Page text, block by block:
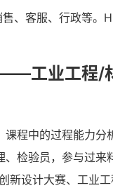
、客服、行政等。
工业工程/
程中的过程能力分
检验员，参与过来
新设计大赛、工业